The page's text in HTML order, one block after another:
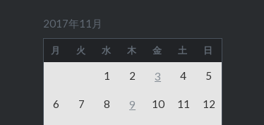
2017年11月
月 火 水 木 金 土 日
1 2 3 4 5
6 7 8 9 10 11 12